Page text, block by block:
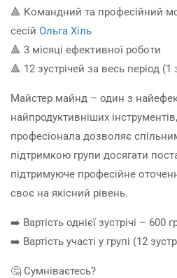
🔺 Командний та професійний
сесій Ольга Хіль
🔺 3 місяці ефективної роботи
🔺 12 зустрічей за весь період
Майстер майнд – один з
найпродуктивніших
професіонала дозволяє
підтримкою групи досягати
підтримуюче професійне
своє на якісний рівень.
➡️ Вартість однієї зустрічі – 600
➡️ Вартість участі у групі (12
🤔 Сумніваєтесь?